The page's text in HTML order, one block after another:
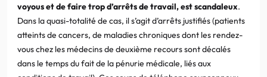
voyous et de faire trop d’arrêts de travail, est scandaleux.
Dans la quasi-totalité de cas, il s’agit d’arrêts justifiés (patients
atteints de cancers, de maladies chroniques dont les rendez-
vous chez les médecins de deuxième recours sont décalés
dans le temps du fait de la pénurie médicale, liés aux